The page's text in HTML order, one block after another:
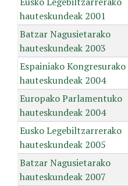
hauteskundeak 2001
Batzar Nagusietarako
hauteskundeak 2003
Espainiako Kongresurako
hauteskundeak 2004
Europako Parlamentuko
hauteskundeak 2004
Eusko Legebiltzarrerako
hauteskundeak 2005
Batzar Nagusietarako
hauteskundeak 2007